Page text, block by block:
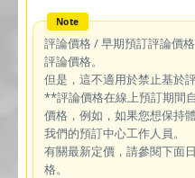
評論價格 / 早期預訂評論價
評論價格。
但是，這不適用於禁止基於
**評論價格在線上預訂期間
價格，例如，如果您想保持
我們的預訂中心工作人員。
有關最新定價，請參閱下面
格。